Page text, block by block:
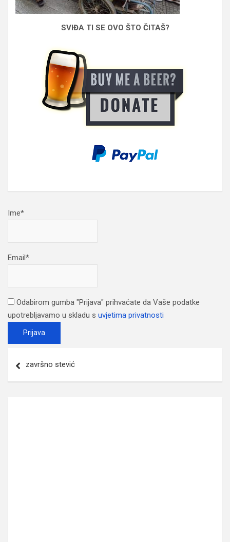
SVIĐA TI SE OVO ŠTO ČITAŠ?
Ime*
Email*
Odabirom gumba "Prijava" prihvaćate da Vaše podatke
upotrebljavamo u skladu s uvjetima privatnosti
navigation
završno stević